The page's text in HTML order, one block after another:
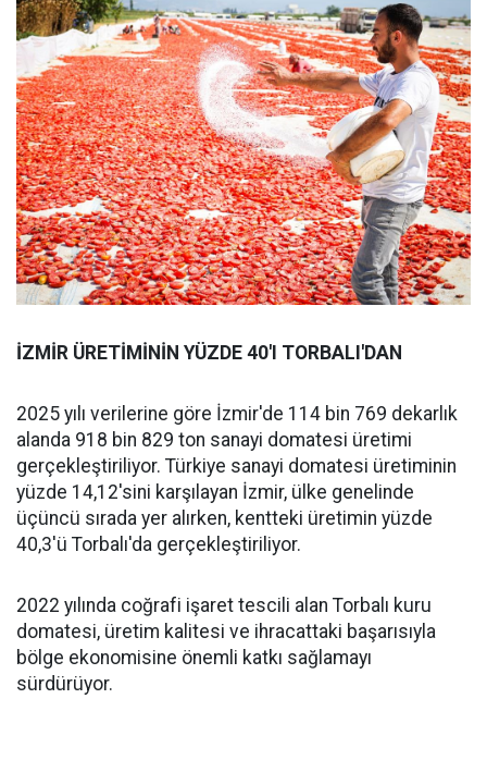
İZMİR ÜRETİMİNİN YÜZDE 40'I TORBALI'DAN
2025 yılı verilerine göre İzmir'de 114 bin 769 dekarlık
alanda 918 bin 829 ton sanayi domatesi üretimi
gerçekleştiriliyor. Türkiye sanayi domatesi üretiminin
yüzde 14,12'sini karşılayan İzmir, ülke genelinde
üçüncü sırada yer alırken, kentteki üretimin yüzde
40,3'ü Torbalı'da gerçekleştiriliyor.
2022 yılında coğrafi işaret tescili alan Torbalı kuru
domatesi, üretim kalitesi ve ihracattaki başarısıyla
bölge ekonomisine önemli katkı sağlamayı
sürdürüyor.